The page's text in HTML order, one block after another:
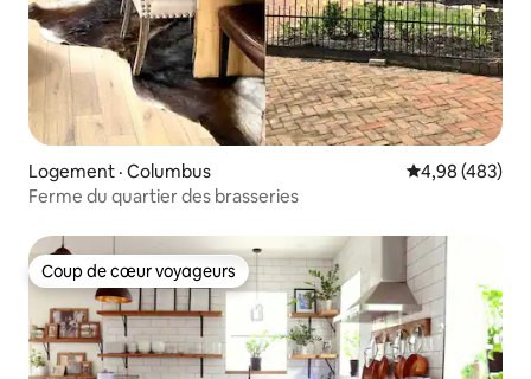
Logement · Columbus Note
4,98 (483)
Ferme du quartier des brasseries
Coup de cœur voyageurs
Coup de cœur voyageurs